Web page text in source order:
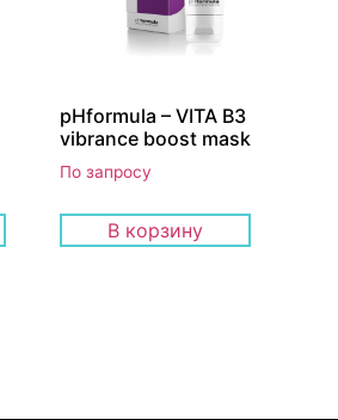
pHformula – VITA B3
vibrance boost mask
По запросу
В корзину